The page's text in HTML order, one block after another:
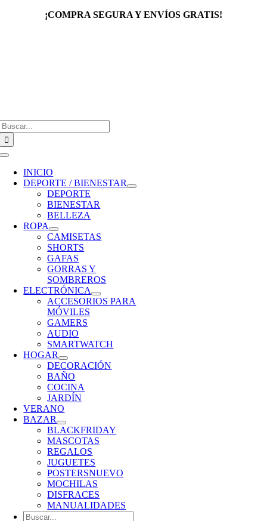
¡COMPRA SEGURA Y ENVÍOS GRATIS!
Toggle
Navigation
INICIO
DEPORTE / BIENESTAR
DEPORTE
BIENESTAR
BELLEZA
ROPA
CAMISETAS
SHORTS
GAFAS
GORRAS Y
SOMBREROS
ELECTRÓNICA
ACCESORIOS PARA
MÓVILES
GAMERS
AUDIO
SMARTWATCH
HOGAR
DECORACIÓN
BAÑO
COCINA
JARDÍN
VERANO
BAZAR
BLACKFRIDAY
MASCOTAS
REGALOS
JUGUETES
POSTERSNUEVO
MOCHILAS
DISFRACES
MANUALIDADES
Buscar: